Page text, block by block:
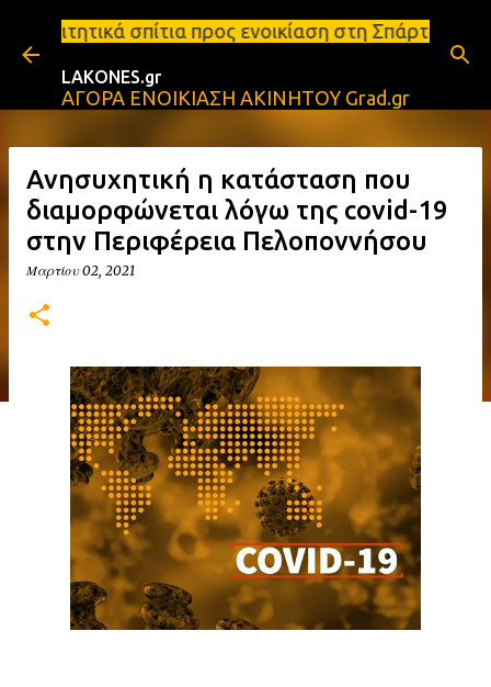
Μετάβαση στο κύριο περιεχόμενο
προς ενοικίαση στη Σπάρτη Ενοικιάσεις
LAKONES.gr
ΑΓΟΡΑ ΕΝΟΙΚΙΑΣΗ ΑΚΙΝΗΤΟΥ Grad.gr
Ανησυχητική η κατάσταση που
διαμορφώνεται λόγω της covid-19
στην Περιφέρεια Πελοποννήσου
Μαρτίου 02, 2021